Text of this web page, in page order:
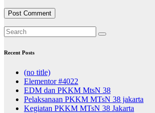
Recent Posts
(no title)
Elementor #4022
EDM dan PKKM MtsN 38
Pelaksanaan PKKM MTsN 38 jakarta
Kegiatan PKKM MTsN 38 Jakarta